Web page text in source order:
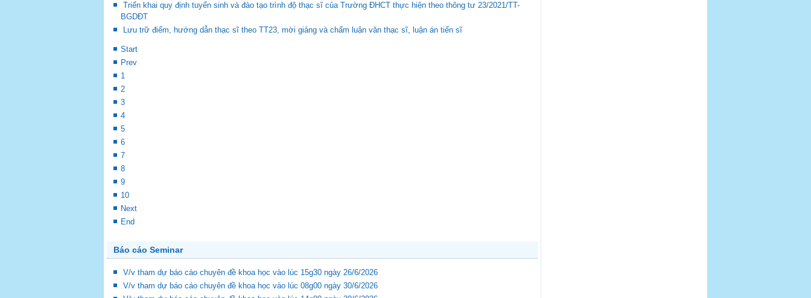
Triển khai quy định tuyển sinh và đào tạo trình độ thạc sĩ của Trường ĐHCT thực hiện theo thông tư 23/2021/TT-
BGDĐT
Lưu trữ điểm, hướng dẫn thạc sĩ theo TT23, mời giảng và chấm luận văn thạc sĩ, luận án tiến sĩ
Start
Prev
1
2
3
4
5
6
7
8
9
10
Next
End
Báo cáo Seminar
V/v tham dự báo cáo chuyên đề khoa học vào lúc 15g30 ngày 26/6/2026
V/v tham dự báo cáo chuyên đề khoa học vào lúc 08g00 ngày 30/6/2026